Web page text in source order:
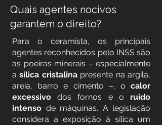
Quais agentes nocivos
garantem o direito?
Para o ceramista, os principais
agentes reconhecidos pelo INSS são
as poeiras minerais – especialmente
asílica cristalinapresente na argila,
areia, barro e cimento –, o calor
excessivo dos fornos e o ruído
intenso de máquinas. A legislação
considera a exposição à sílica um